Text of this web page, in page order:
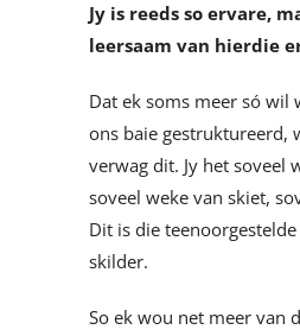
Jy is reeds so ervare,
leersaam van hierdie
Dat ek soms meer só wil
ons baie gestruktureerd,
verwag dit. Jy het soveel
soveel weke van skiet,
Dit is die
skilder.
So ek wou net meer van